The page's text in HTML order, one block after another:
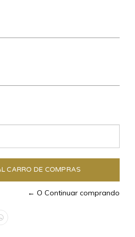
← O Continuar comprando